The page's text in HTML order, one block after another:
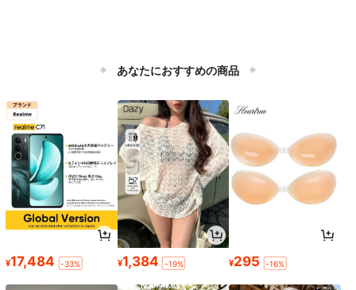
あなたにおすすめの商品
¥17,484 -33% ¥1,384 -19% ¥295 -16%